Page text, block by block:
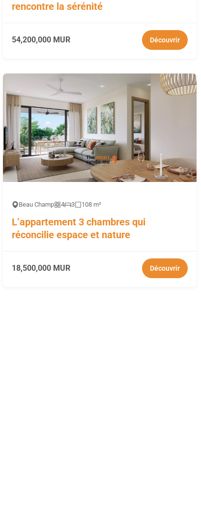
rencontre la sérénité
54,200,000 MUR Découvrir
Beau Champ 4 3 108 m²
L’appartement 3 chambres qui
réconcilie espace et nature
18,500,000 MUR Découvrir